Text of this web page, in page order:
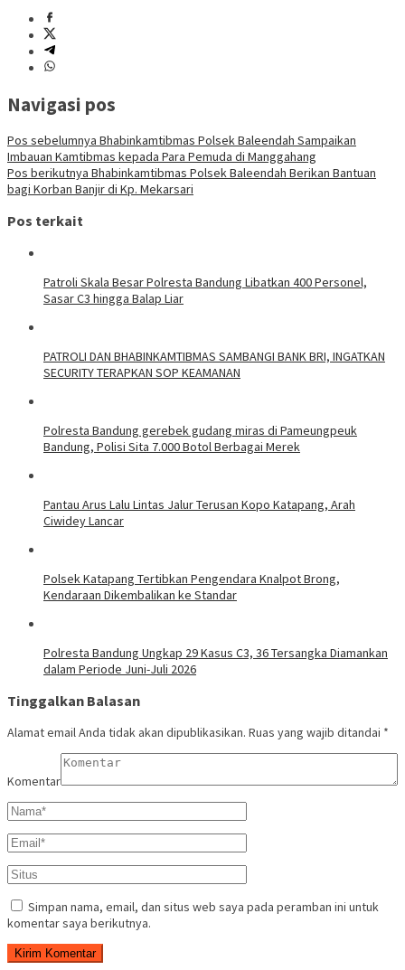
Navigasi pos
Pos sebelumnya Bhabinkamtibmas Polsek Baleendah Sampaikan
Imbauan Kamtibmas kepada Para Pemuda di Manggahang
Pos berikutnya Bhabinkamtibmas Polsek Baleendah Berikan Bantuan
bagi Korban Banjir di Kp. Mekarsari
Pos terkait
Patroli Skala Besar Polresta Bandung Libatkan 400 Personel,
Sasar C3 hingga Balap Liar
‎PATROLI DAN BHABINKAMTIBMAS SAMBANGI BANK BRI, INGATKAN
SECURITY TERAPKAN SOP KEAMANAN
Polresta Bandung gerebek gudang miras di Pameungpeuk
Bandung, Polisi Sita 7.000 Botol Berbagai Merek
Pantau Arus Lalu Lintas Jalur Terusan Kopo Katapang, Arah
Ciwidey Lancar
Polsek Katapang Tertibkan Pengendara Knalpot Brong,
Kendaraan Dikembalikan ke Standar
Polresta Bandung Ungkap 29 Kasus C3, 36 Tersangka Diamankan
dalam Periode Juni-Juli 2026
Tinggalkan Balasan
Alamat email Anda tidak akan dipublikasikan. Ruas yang wajib ditandai *
Komentar
Simpan nama, email, dan situs web saya pada peramban ini untuk
komentar saya berikutnya.